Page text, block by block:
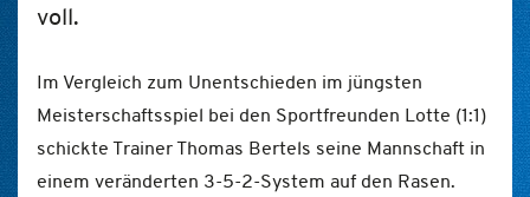
voll.
Im Vergleich zum Unentschieden im jüngsten
Meisterschaftsspiel bei den Sportfreunden Lotte (1:1)
schickte Trainer Thomas Bertels seine Mannschaft in
einem veränderten 3-5-2-System auf den Rasen.